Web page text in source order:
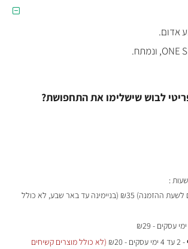
₪35 (בניימינה עד באר שבע, לא כולל
- 2 עד 4 ימי עסקים - ₪20
(לא כולל מוצרים קשיחים
לבוש שישלימו את התחפושת?
אדום.